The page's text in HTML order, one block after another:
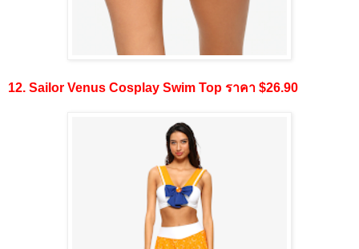
12. Sailor Venus Cosplay Swim Top ราคา $26.90